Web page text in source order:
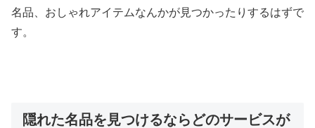
名品、おしゃれアイテムなんかが見つかったりするはずで
す。
隠れた名品を見つけるならどのサービスが